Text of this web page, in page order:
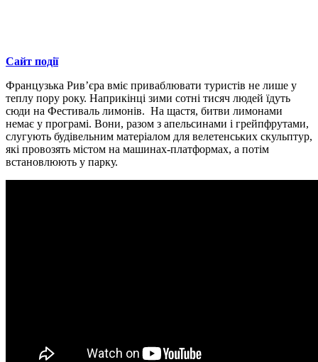
Сайт події
Французька Рив’єра вміє приваблювати туристів не лише у
теплу пору року. Наприкінці зими сотні тисяч людей їдуть
сюди на Фестиваль лимонів. На щастя, битви лимонами
немає у програмі. Вони, разом з апельсинами і грейпфрутами,
слугують будівельним матеріалом для велетенських скульптур,
які провозять містом на машинах-платформах, а потім
встановлюють у парку.